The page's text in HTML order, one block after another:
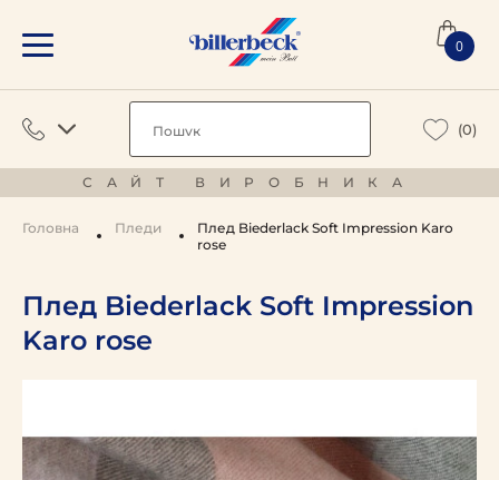
0
(0)
САЙТ ВИРОБНИКА
Головна Пледи
Плед Biederlack Soft Impression Karo
rose
Плед Biederlack Soft Impression
Karo rose